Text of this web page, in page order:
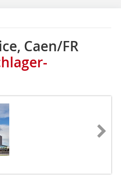
Caen/FR